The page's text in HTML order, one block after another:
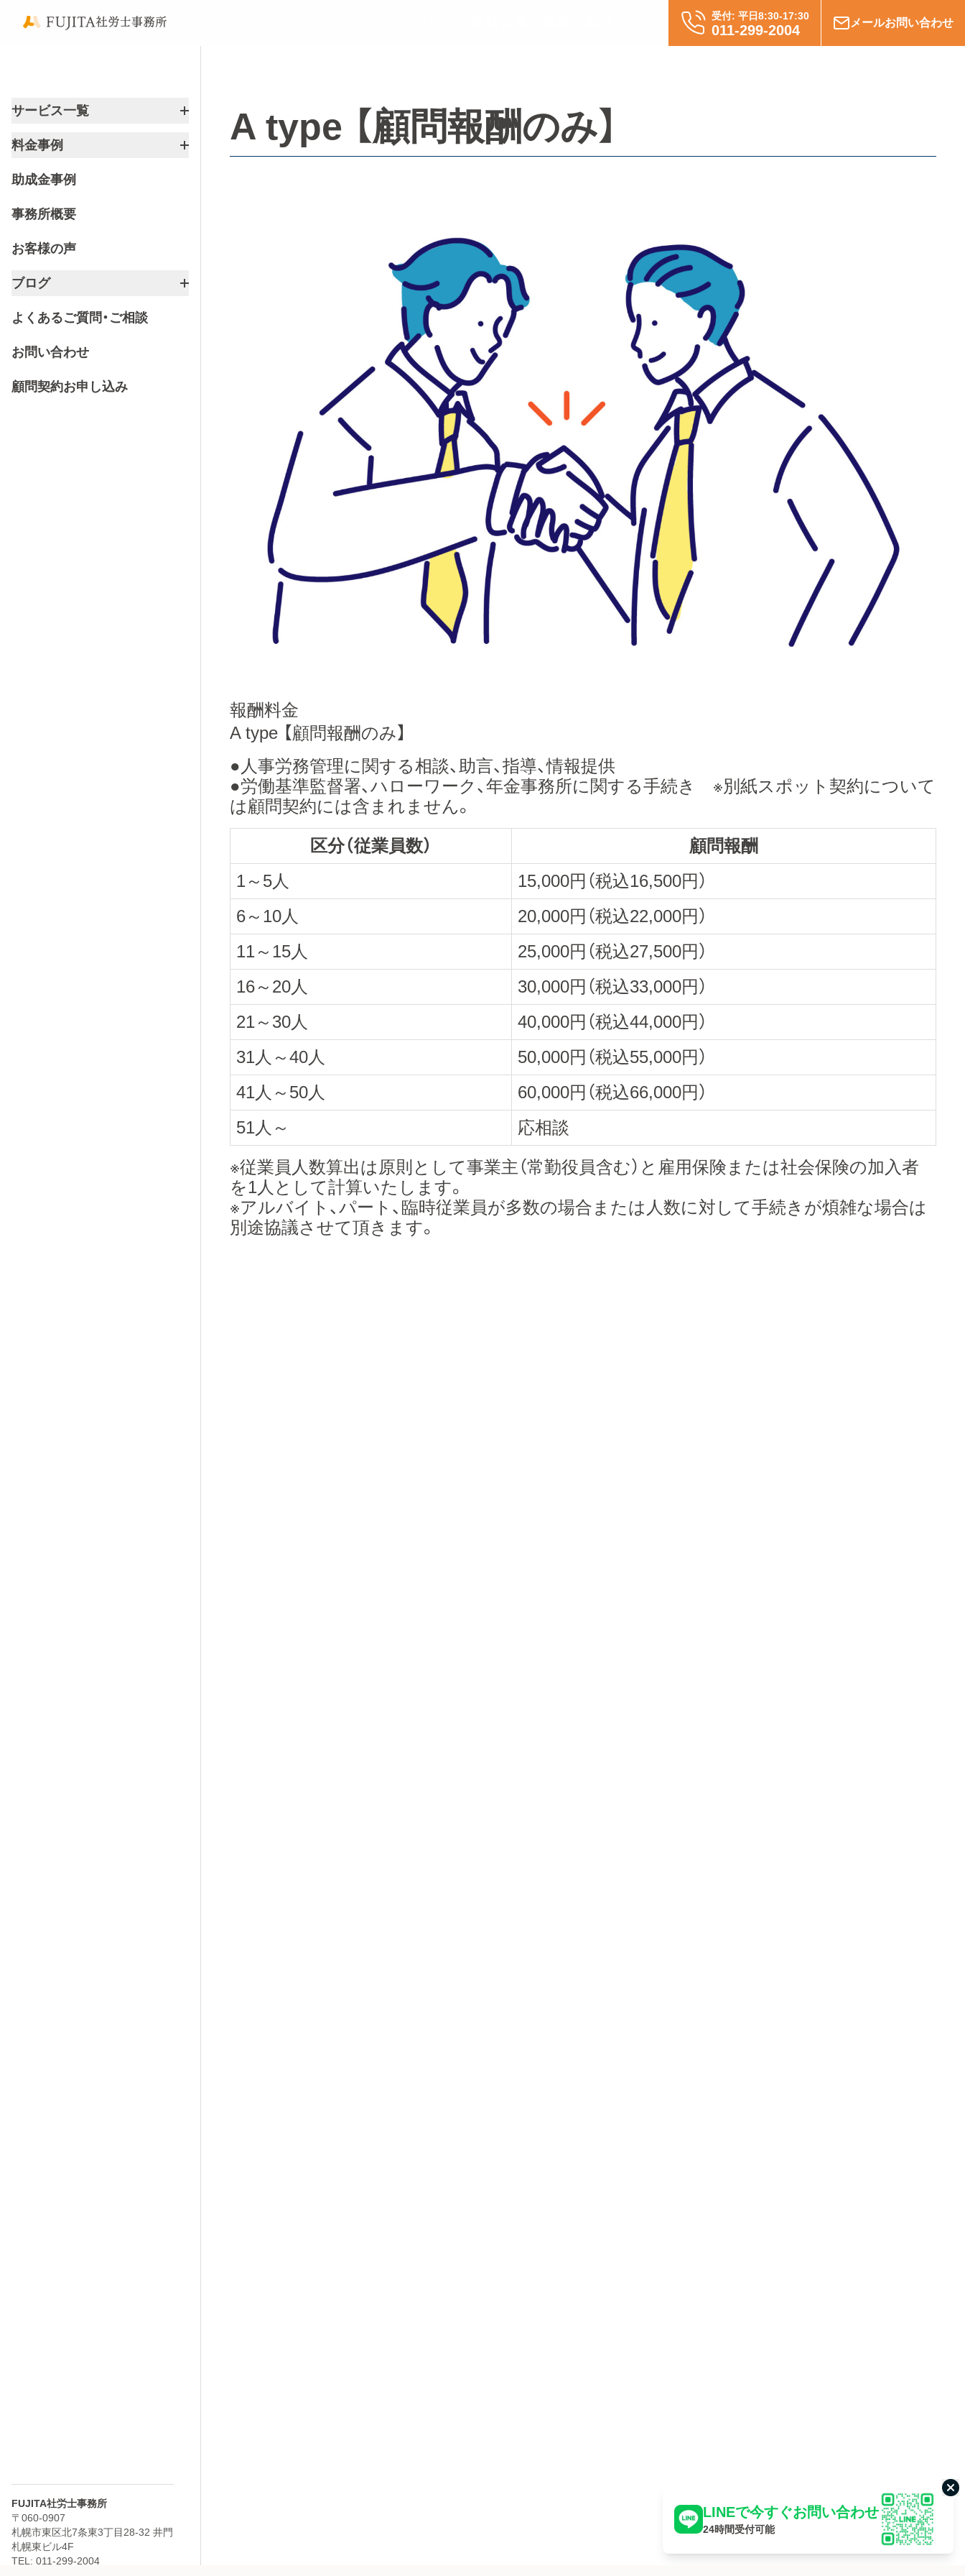
受付: 平日8:30-17:30
011-299-2004 メールお問い合わせ
サービス一覧
料金事例
助成金事例
事務所概要
お客様の声
ブログ
よくあるご質問・ご相談
お問い合わせ
顧問契約お申し込み
FUJITA社労士事務所
〒060-0907
札幌市東区北7条東3丁目28-32 井門
札幌東ビル4F
TEL: 011-299-2004
A type 【顧問報酬のみ】
報酬料金
A type 【顧問報酬のみ】
●人事労務管理に関する相談、助言、指導、情報提供
●労働基準監督署、ハローワーク、年金事務所に関する手続き ※別紙スポット契約について
は顧問契約には含まれません。
区分（従業員数）
顧問報酬
1～5人
15,000円（税込16,500円）
6～10人
20,000円（税込22,000円）
11～15人
25,000円（税込27,500円）
16～20人
30,000円（税込33,000円）
21～30人
40,000円（税込44,000円）
31人～40人
50,000円（税込55,000円）
41人～50人
60,000円（税込66,000円）
51人～
応相談
※従業員人数算出は原則として事業主（常勤役員含む）と雇用保険または社会保険の加入者
を1人として計算いたします。
※アルバイト、パート、臨時従業員が多数の場合または人数に対して手続きが煩雑な場合は
別途協議させて頂きます。
LINEで今すぐお問い合わせ
24時間受付可能